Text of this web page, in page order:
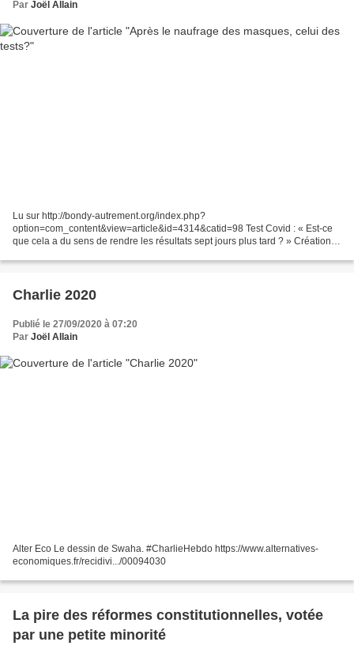
Par Joël Allain
Lu sur http://bondy-autrement.org/index.php?
option=com_content&view=article&id=4314&catid=98 Test Covid : « Est-ce
que cela a du sens de rendre les résultats sept jours plus tard ? » Création :
Charlie 2020
Publié le 27/09/2020 à 07:20
Par Joël Allain
Alter Eco Le dessin de Swaha. #CharlieHebdo https://www.alternatives-
economiques.fr/recidivi.../00094030
La pire des réformes constitutionnelles, votée
par une petite minorité